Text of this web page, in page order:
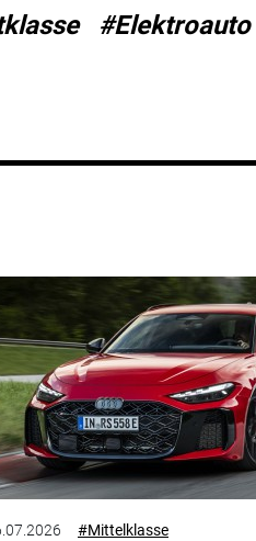
#Elektroauto
#Mittelklasse